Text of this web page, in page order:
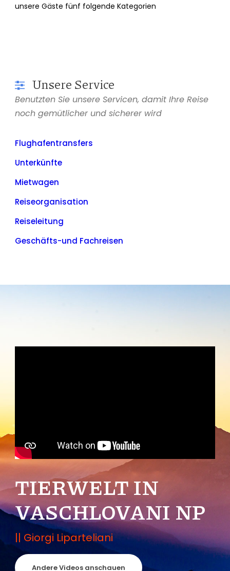
unsere Gäste fünf folgende Kategorien
Unsere Service
Benutzten Sie unsere Servicen, damit Ihre Reise
noch gemütlicher und sicherer wird
Flughafentransfers
Unterkünfte
Mietwagen
Reiseorganisation
Reiseleitung
Geschäfts-und Fachreisen
TIERWELT IN
VASCHLOVANI NP
|| Giorgi Liparteliani
Andere Videos anschauen